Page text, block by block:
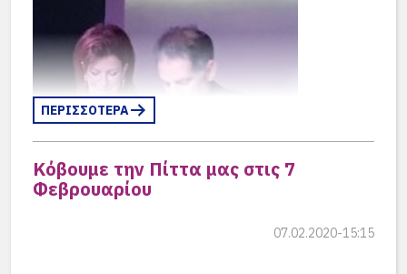
για δύο άτομα
Το κοσμηματοπωλείο
Γλυφάδα, προσφέρει
Το κοσμηματοπωλείο
Αντωνοπούλου μοιράζει.
Από τον σύλλογοπαρευρέθηκανο Πρόεδρος
Κώστας Γαλάνης, ο Γενικός Γραμματέας Άγγελος
ΠΕΡΙΣΣΟΤΕΡΑ
Κόβουμε την Πίττα μας στις 7
Φεβρουαρίου
07.02.2020-15:15